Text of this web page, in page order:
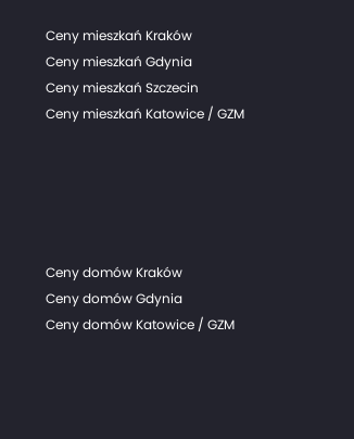
Ceny mieszkań Kraków
Ceny mieszkań Gdynia
Ceny mieszkań Szczecin
Ceny mieszkań Katowice / GZM
Ceny domów Kraków
Ceny domów Gdynia
Ceny domów Katowice / GZM